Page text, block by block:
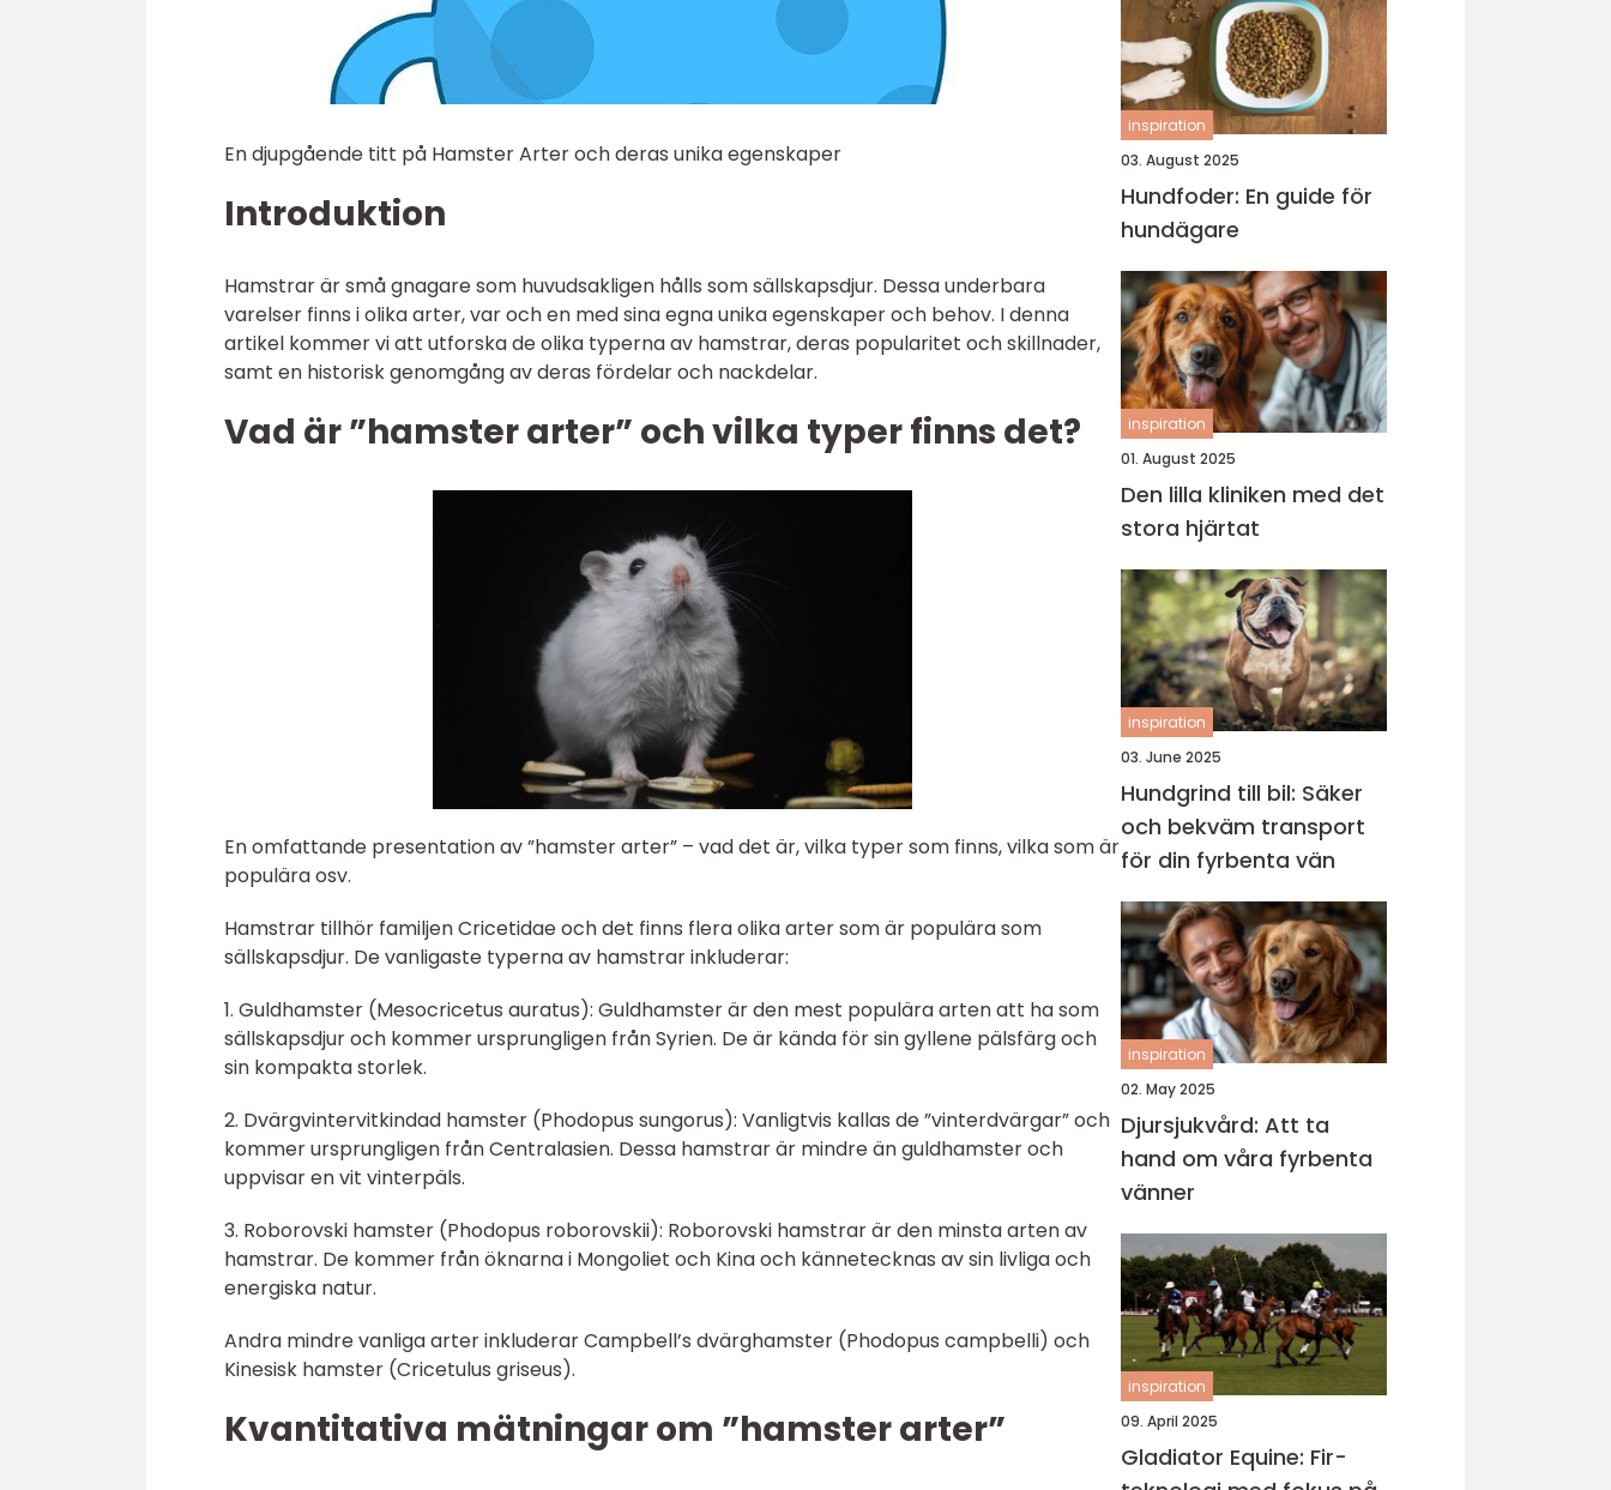
En djupgående titt på Hamster Arter och deras unika egenskaper
Introduktion
Hamstrar är små gnagare som huvudsakligen hålls som sällskapsdjur. Dessa underbara
varelser finns i olika arter, var och en med sina egna unika egenskaper och behov. I denna
artikel kommer vi att utforska de olika typerna av hamstrar, deras popularitet och skillnader,
samt en historisk genomgång av deras fördelar och nackdelar.
Vad är ”hamster arter” och vilka typer finns det?
En omfattande presentation av ”hamster arter” – vad det är, vilka typer som finns, vilka som är
populära osv.
Hamstrar tillhör familjen Cricetidae och det finns flera olika arter som är populära som
sällskapsdjur. De vanligaste typerna av hamstrar inkluderar:
1. Guldhamster (Mesocricetus auratus): Guldhamster är den mest populära arten att ha som
sällskapsdjur och kommer ursprungligen från Syrien. De är kända för sin gyllene pälsfärg och
sin kompakta storlek.
2. Dvärgvintervitkindad hamster (Phodopus sungorus): Vanligtvis kallas de ”vinterdvärgar” och
kommer ursprungligen från Centralasien. Dessa hamstrar är mindre än guldhamster och
uppvisar en vit vinterpäls.
3. Roborovski hamster (Phodopus roborovskii): Roborovski hamstrar är den minsta arten av
hamstrar. De kommer från öknarna i Mongoliet och Kina och kännetecknas av sin livliga och
energiska natur.
Andra mindre vanliga arter inkluderar Campbell’s dvärghamster (Phodopus campbelli) och
Kinesisk hamster (Cricetulus griseus).
Kvantitativa mätningar om ”hamster arter”
inspiration
03. August 2025
Hundfoder: En guide för
hundägare
inspiration
01. August 2025
Den lilla kliniken med det
stora hjärtat
inspiration
03. June 2025
Hundgrind till bil: Säker
och bekväm transport
för din fyrbenta vän
inspiration
02. May 2025
Djursjukvård: Att ta
hand om våra fyrbenta
vänner
inspiration
09. April 2025
Gladiator Equine: Fir-